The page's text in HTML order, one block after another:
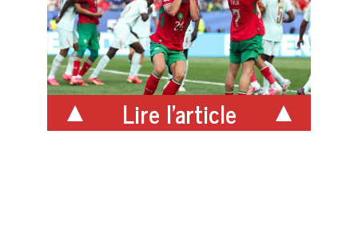
Lire l'article